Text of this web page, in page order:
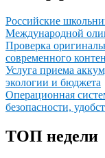
Российские
Международной
Проверка
современного
Услуга приема
экологии и бюджета
Операционная
безопасности,
ТОП недели